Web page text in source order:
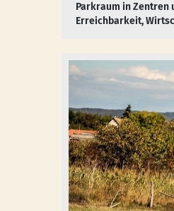
Parkraum in Zentren
Erreichbarkeit,